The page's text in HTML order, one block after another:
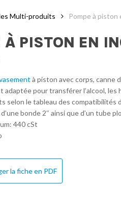
Multi-produits Pompe à piston
À PISTON EN
à piston avec corps, canne
pour transférer l’alcool, les
selon le tableau des compatibilités
bonde 2″ ainsi que d’un tube
440 cSt
la fiche en PDF